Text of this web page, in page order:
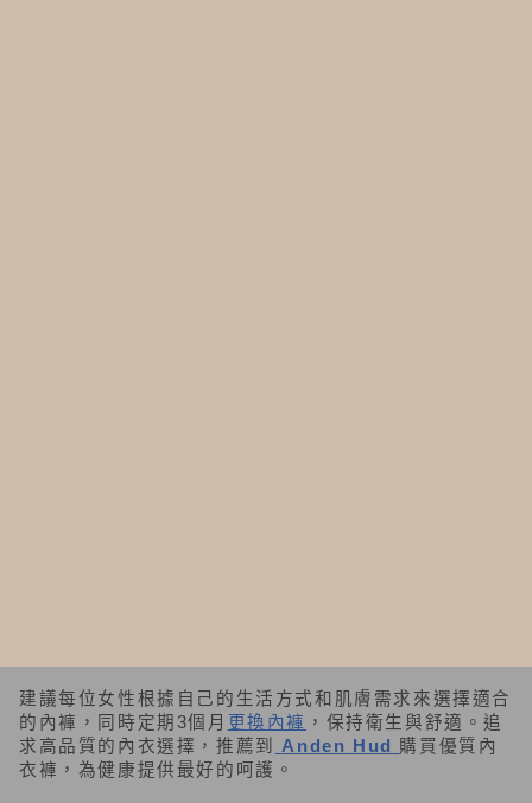
建議每位女性根據自己的生活方式和肌膚需求來選擇適合
的內褲，同時定期3個月 更換內褲 ，保持衛生與舒適。追
求高品質的內衣選擇，推薦到
Anden Hud
購買優質內
衣褲，為健康提供最好的呵護。